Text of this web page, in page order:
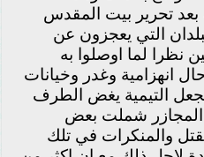
بعد تحرير بيت المقدس
التي يعجزون عن
نظرا لما اوصلوا به
انهزامية وغدر وخيانات
التيمية يغض الطرف
المجازر شملت بعض
والمنكرات في تلك